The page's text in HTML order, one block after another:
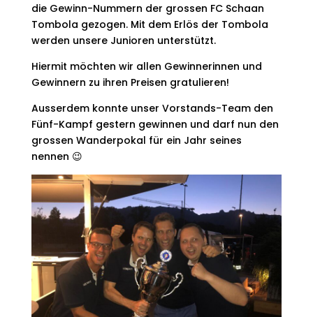
die Gewinn-Nummern der grossen FC Schaan
Tombola gezogen. Mit dem Erlös der Tombola
werden unsere Junioren unterstützt.
Hiermit möchten wir allen Gewinnerinnen und
Gewinnern zu ihren Preisen gratulieren!
Ausserdem konnte unser Vorstands-Team den
Fünf-Kampf gestern gewinnen und darf nun den
grossen Wanderpokal für ein Jahr seines
nennen 😉